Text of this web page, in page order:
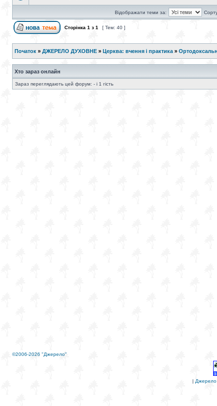
Відображати теми за:
Сторінка 1 з 1 [ Тем: 40 ]
Початок » ДЖЕРЕЛО ДУХОВНЕ » Церква: вчення і практика »
Хто зараз онлайн
Зараз переглядають цей форум: - і 1 гість
©2006-2026 "Джерело"
| Джерело